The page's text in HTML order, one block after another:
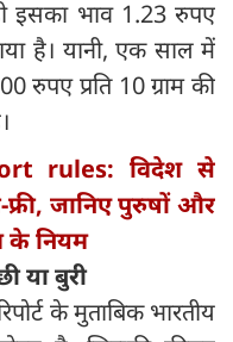
इसका भाव 1.23 रुपए
है। यानी, एक साल में
रुपए प्रति 10 ग्राम की
rules: विदेश से
जानिए पुरुषों और
के नियम
या बुरी
के मुताबिक भारतीय